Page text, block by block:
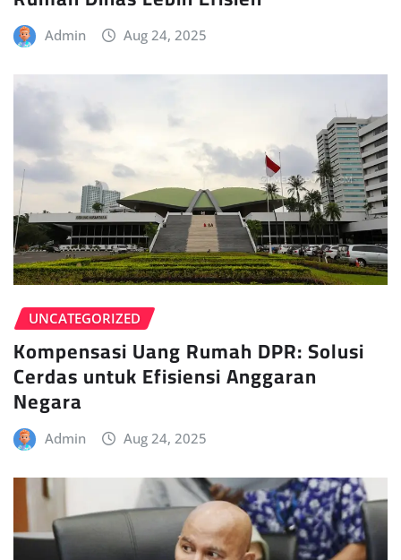
Admin Aug 24, 2025
UNCATEGORIZED
Kompensasi Uang Rumah DPR: Solusi
Cerdas untuk Efisiensi Anggaran
Negara
Admin Aug 24, 2025